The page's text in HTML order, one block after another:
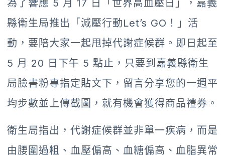
為了響應 5 月 17 日「世界高血壓日」，嘉義
縣衛生局推出「減壓行動Let’s GO！」活
動，要陪大家一起甩掉代謝症候群。即日起至
5 月 20 日下午 5 點止，只要到嘉義縣衛生
局臉書粉專指定貼文下，留言分享您的一週平
均步數並上傳截圖，就有機會獲得商品禮券。
衛生局指出，代謝症候群並非單一疾病，而是
由腰圍過粗、血壓偏高、血糖偏高、血脂異常